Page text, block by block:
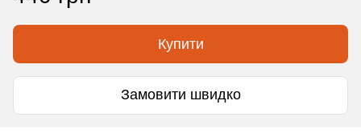
Купити
Замовити швидко